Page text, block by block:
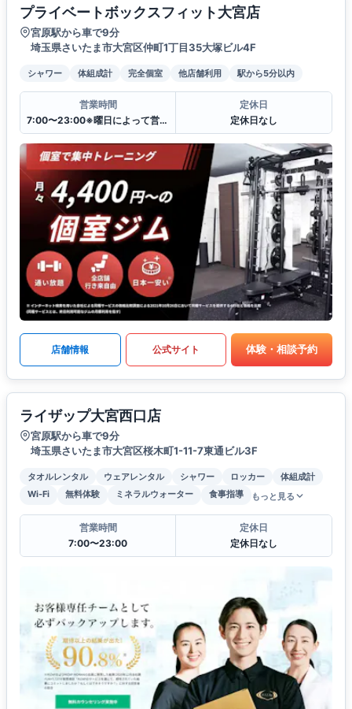
プライベートボックスフィット大宮店
宮原駅から車で9分
埼玉県さいたま市大宮区仲町1丁目35大塚ビル4F
シャワー 体組成計 完全個室 他店舗利用 駅から5分以内
営業時間
7:00〜23:00※曜日によって営業時間が異なる場合がございます.
定休日
定休日なし
店舗情報 公式サイト 体験・相談予約
ライザップ大宮西口店
宮原駅から車で9分
埼玉県さいたま市大宮区桜木町1-11-7東通ビル3F
タオルレンタル ウェアレンタル シャワー ロッカー
体組成計
Wi-Fi
無料体験 ミネラルウォーター 食事指導 もっと見る
営業時間
7:00〜23:00
定休日
定休日なし